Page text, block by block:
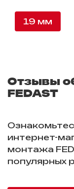
19 мм
Отзывы
FEDAST
интернет-
монтажа
популярных